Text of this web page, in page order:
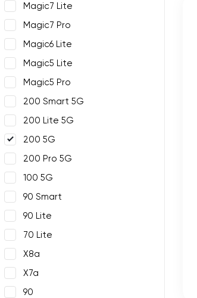
Magic7 Lite
Magic7 Pro
Magic6 Lite
Magic5 Lite
Magic5 Pro
200 Smart 5G
200 Lite 5G
200 5G
200 Pro 5G
100 5G
90 Smart
90 Lite
70 Lite
X8a
X7a
90